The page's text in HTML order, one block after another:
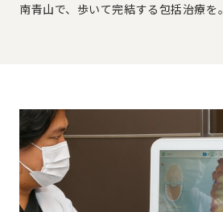
南青山で、歩いて完結する包括治療を。